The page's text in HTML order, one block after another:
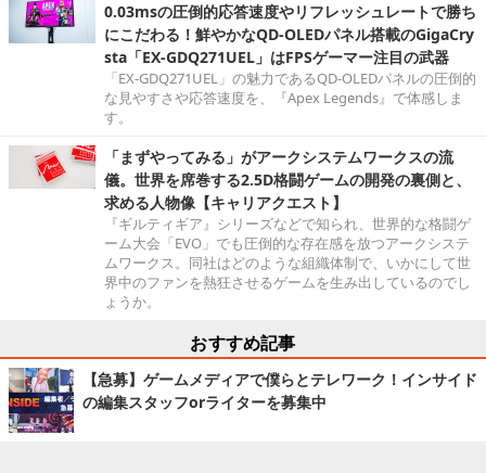
0.03msの圧倒的応答速度やリフレッシュレートで勝ち
にこだわる！鮮やかなQD-OLEDパネル搭載のGigaCry
sta「EX-GDQ271UEL」はFPSゲーマー注目の武器
「EX-GDQ271UEL」の魅力であるQD-OLEDパネルの圧倒的
な見やすさや応答速度を、『Apex Legends』で体感しま
す。
「まずやってみる」がアークシステムワークスの流
儀。世界を席巻する2.5D格闘ゲームの開発の裏側と、
求める人物像【キャリアクエスト】
『ギルティギア』シリーズなどで知られ、世界的な格闘ゲ
ーム大会「EVO」でも圧倒的な存在感を放つアークシステ
ムワークス。同社はどのような組織体制で、いかにして世
界中のファンを熱狂させるゲームを生み出しているのでし
ょうか。
おすすめ記事
【急募】ゲームメディアで僕らとテレワーク！インサイド
の編集スタッフorライターを募集中